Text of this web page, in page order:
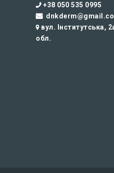
+38 050 535 0995
вул. Інститутська,
обл.